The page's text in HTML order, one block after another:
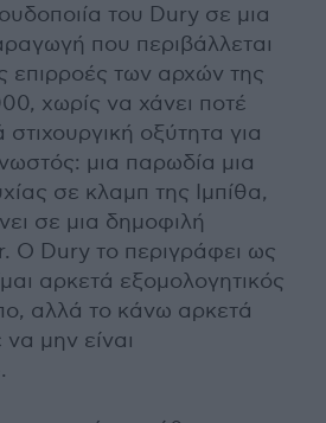
του Dury σε μια
που περιβάλλεται
επιρροές των αρχών της
χωρίς να χάνει ποτέ
στιχουργική οξύτητα για
μια παρωδία μια
σε κλαμπ της Ιμπίθα,
σε μια δημοφιλή
Ο Dury το περιγράφει ως
αρκετά εξομολογητικός
αλλά το κάνω αρκετά
μην είναι